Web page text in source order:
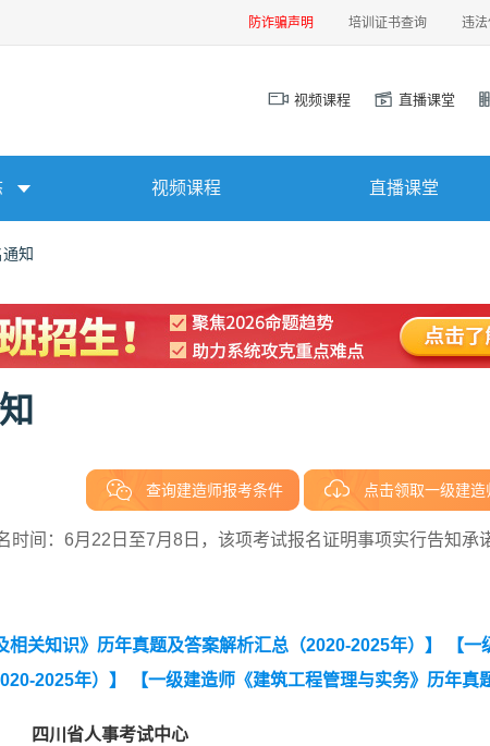
防诈骗声明 培训证书查询 违
视频课程 直播课堂
视频课程 直播课堂
知
查询建造师报考条件 点击领取一级建
间：6月22日至7月8日，该项考试报名证明事项实行告知承
相关知识》历年真题及答案解析汇总（2020-2025年）】
【
2025年）】
【一级建造师《建筑工程管理与实务》历年真
四川省人事考试中心